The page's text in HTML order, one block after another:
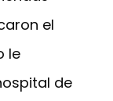
el
le
de